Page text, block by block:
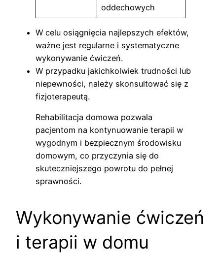
oddechowych
W celu osiągnięcia najlepszych efektów,
ważne jest regularne i systematyczne
wykonywanie ćwiczeń.
W przypadku jakichkolwiek trudności lub
niepewności, należy skonsultować się z
fizjoterapeutą.
Rehabilitacja domowa pozwala
pacjentom na kontynuowanie terapii w
wygodnym i bezpiecznym środowisku
domowym, co przyczynia się do
skuteczniejszego powrotu do pełnej
sprawności.
Wykonywanie ćwiczeń
i terapii w domu